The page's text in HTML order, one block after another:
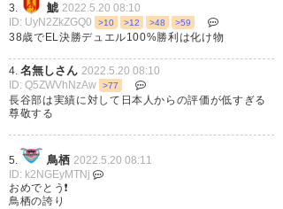
いま グーグルでフランクフル
トって入れると 花火が上がるの
ね！！ 素敵！
— koharu＠長谷部さんの応援
渡欧したい！ (koha6)
19
3. 鯱 2022.5.20 08:10
ID: UyN2ZkZGQ0
>10 >12 >48 >59
38歳でEL決勝デュエル100%勝利は化け物
4. 名無しさん 2022.5.20 08:10
ID: Q5ZWVhNzAw
>77
長谷部は実績に対して日本人からの評価が低すぎる
尊敬する
5. 鳥栖 2022.5.20 08:11
ID: k2NGEyMTNj
おめでとう❗
鳥栖の誇り